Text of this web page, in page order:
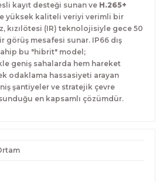
kayıt desteği sunan ve H.265+
yüksek kaliteli veriyi verimli bir
kızılötesi (IR) teknolojisiyle gece 50
görüş mesafesi sunar. IP66 dış
bu "hibrit" model;
geniş sahalarda hem hareket
odaklama hassasiyeti arayan
şantiyeler ve stratejik çevre
en kapsamlı çözümdür.